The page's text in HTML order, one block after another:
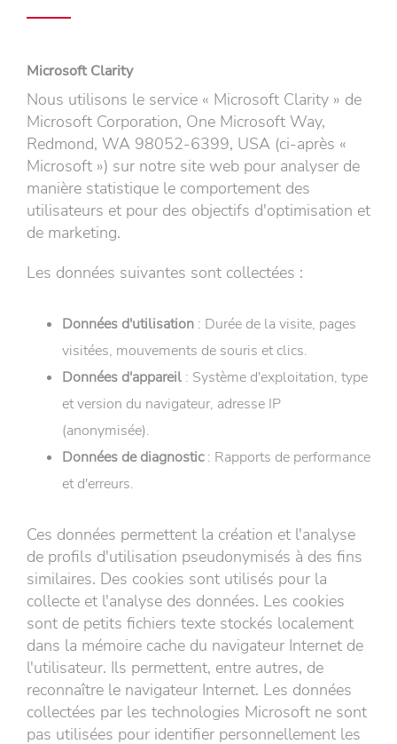
Microsoft Clarity
Nous utilisons le service « Microsoft Clarity » de
Microsoft Corporation, One Microsoft Way,
Redmond, WA 98052-6399, USA (ci-après «
Microsoft ») sur notre site web pour analyser de
manière statistique le comportement des
utilisateurs et pour des objectifs d'optimisation et
de marketing.
Les données suivantes sont collectées :
Données d'utilisation : Durée de la visite, pages
visitées, mouvements de souris et clics.
Données d'appareil : Système d'exploitation, type
et version du navigateur, adresse IP
(anonymisée).
Données de diagnostic: Rapports de performance
et d'erreurs.
Ces données permettent la création et l'analyse
de profils d'utilisation pseudonymisés à des fins
similaires. Des cookies sont utilisés pour la
collecte et l'analyse des données. Les cookies
sont de petits fichiers texte stockés localement
dans la mémoire cache du navigateur Internet de
l'utilisateur. Ils permettent, entre autres, de
reconnaître le navigateur Internet. Les données
collectées par les technologies Microsoft ne sont
pas utilisées pour identifier personnellement les